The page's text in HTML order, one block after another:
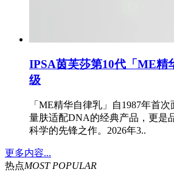
IPSA茵芙莎第10代「ME精
级
「ME精华自律乳」自1987年首
量肤适配DNA的经典产品，更是
科学的先锋之作。2026年3..
更多内容...
热点MOST POPULAR